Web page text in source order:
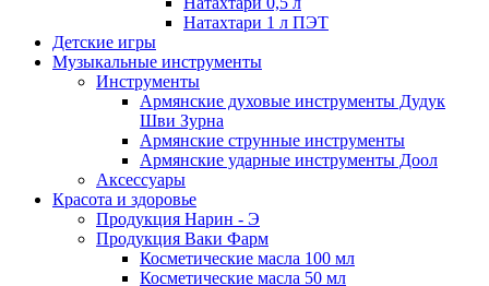
Натахтари 1 л ПЭТ
Детские игры
Музыкальные инструменты
Инструменты
Армянские духовые инструменты Дудук
Шви Зурна
Армянские струнные инструменты
Армянские ударные инструменты Доол
Аксессуары
Красота и здоровье
Продукция Нарин - Э
Продукция Ваки Фарм
Косметические масла 100 мл
Косметические масла 50 мл